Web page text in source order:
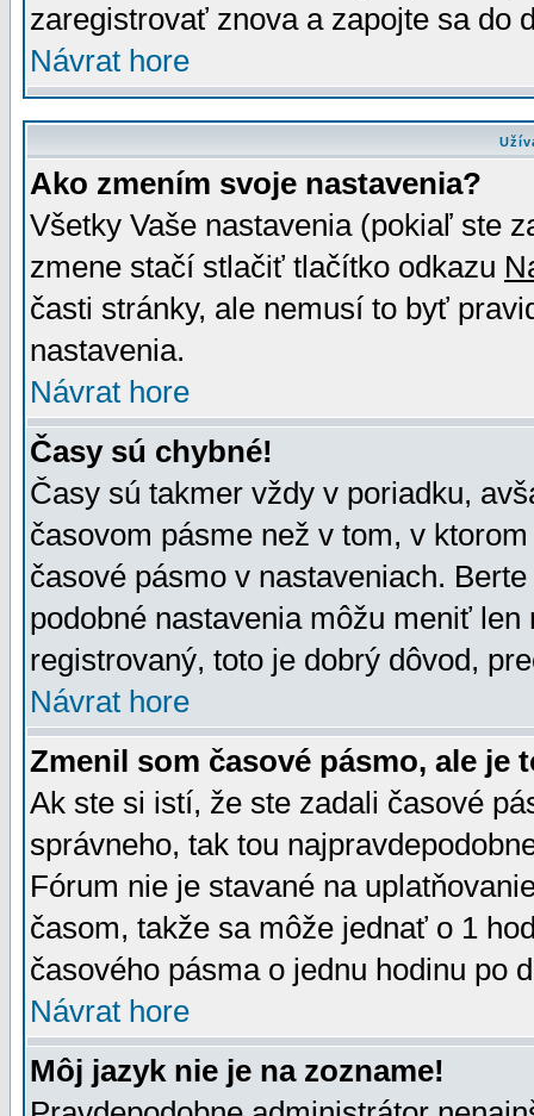
zaregistrovať znova a zapojte sa do
Návrat hore
Ako zmením svoje nastavenia?
Všetky Vaše nastavenia (pokiaľ ste
zmene stačí stlačiť tlačítko odkazu
časti stránky, ale nemusí to byť
nastavenia.
Návrat hore
Časy sú chybné!
Časy sú takmer vždy v poriadku,
časovom pásme než v tom, v
časové pásmo v nastaveniach.
podobné nastavenia môžu meniť
registrovaný, toto je dobrý dôvod,
Návrat hore
Zmenil som časové pásmo, ale je
Ak ste si istí, že ste zadali časové
správneho, tak tou
Fórum nie je stavané na
časom, takže sa môže jednať o 1
časového pásma o jednu hodinu po
Návrat hore
Môj jazyk nie je na zozname!